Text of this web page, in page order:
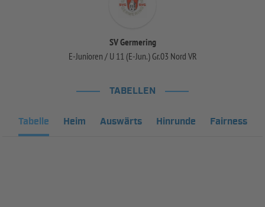
SV Germering
E-Junioren / U 11 (E-Jun.) Gr.03 Nord VR
TABELLEN
Tabelle Heim Auswärts Hinrunde Fairness